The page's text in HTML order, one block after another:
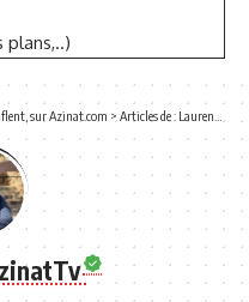
plans,..)
sur Azinat.com > Articles de : Laurence d'AzinatTv